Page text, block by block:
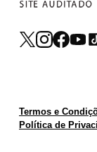
Termos e
Política de